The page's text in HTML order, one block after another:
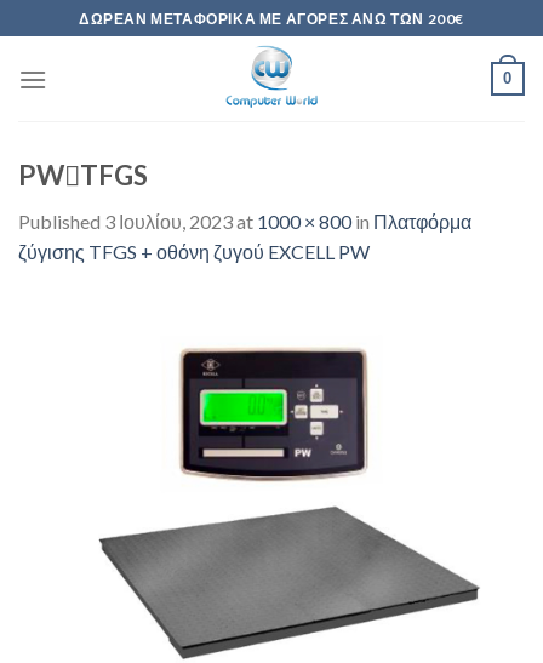
to
content
ΔΩΡΕΆΝ ΜΕΤΑΦΟΡΙΚΆ ΜΕ ΑΓΟΡΈΣ ΆΝΩ ΤΩΝ 200€
0
PWTFGS
Published 3 Ιουλίου, 2023at 1000 × 800in Πλατφόρμα
ζύγισης TFGS + οθόνη ζυγού EXCELL PW